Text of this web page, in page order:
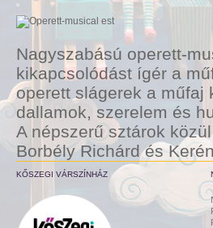
Nagyszabású operett-
kikapcsolódást ígér a
operett slágerek a műfaj
dallamok, szerelem és
A népszerű sztárok
Borbély Richárd és
KŐSZEGI VÁRSZÍNHÁZ